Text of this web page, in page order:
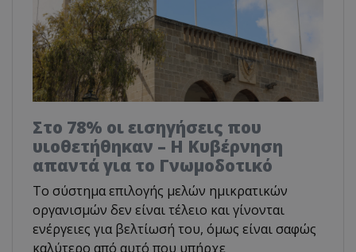
Στο 78% οι εισηγήσεις που
υιοθετήθηκαν – Η Κυβέρνηση
απαντά για το Γνωμοδοτικό
Το σύστημα επιλογής μελών ημικρατικών
οργανισμών δεν είναι τέλειο και γίνονται
ενέργειες για βελτίωσή του, όμως είναι σαφώς
καλύτερο από αυτό που υπήρχε